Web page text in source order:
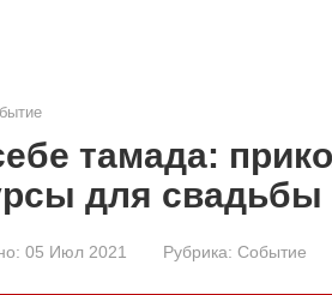
тамада:
для свадьбы
05 Июл 2021 Рубрика: Событие